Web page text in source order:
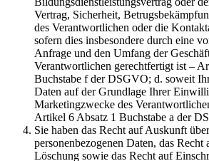
Vertrag, Sicherheit,
des Verantwortlichen oder die
sofern dies insbesondere durch eine
Anfrage und den Umfang der
Verantwortlichen gerechtfertigt ist –
Buchstabe f der DSGVO; d. soweit
Daten auf der Grundlage Ihrer
Marketingzwecke des
Artikel 6 Absatz 1 Buchstabe a der
Sie haben das Recht auf Auskunft
personenbezogenen Daten, das
Löschung sowie das Recht auf